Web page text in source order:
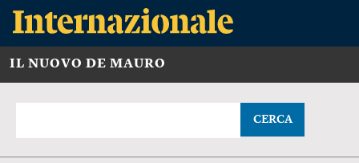
IL NUOVO DE MAURO
CERCA